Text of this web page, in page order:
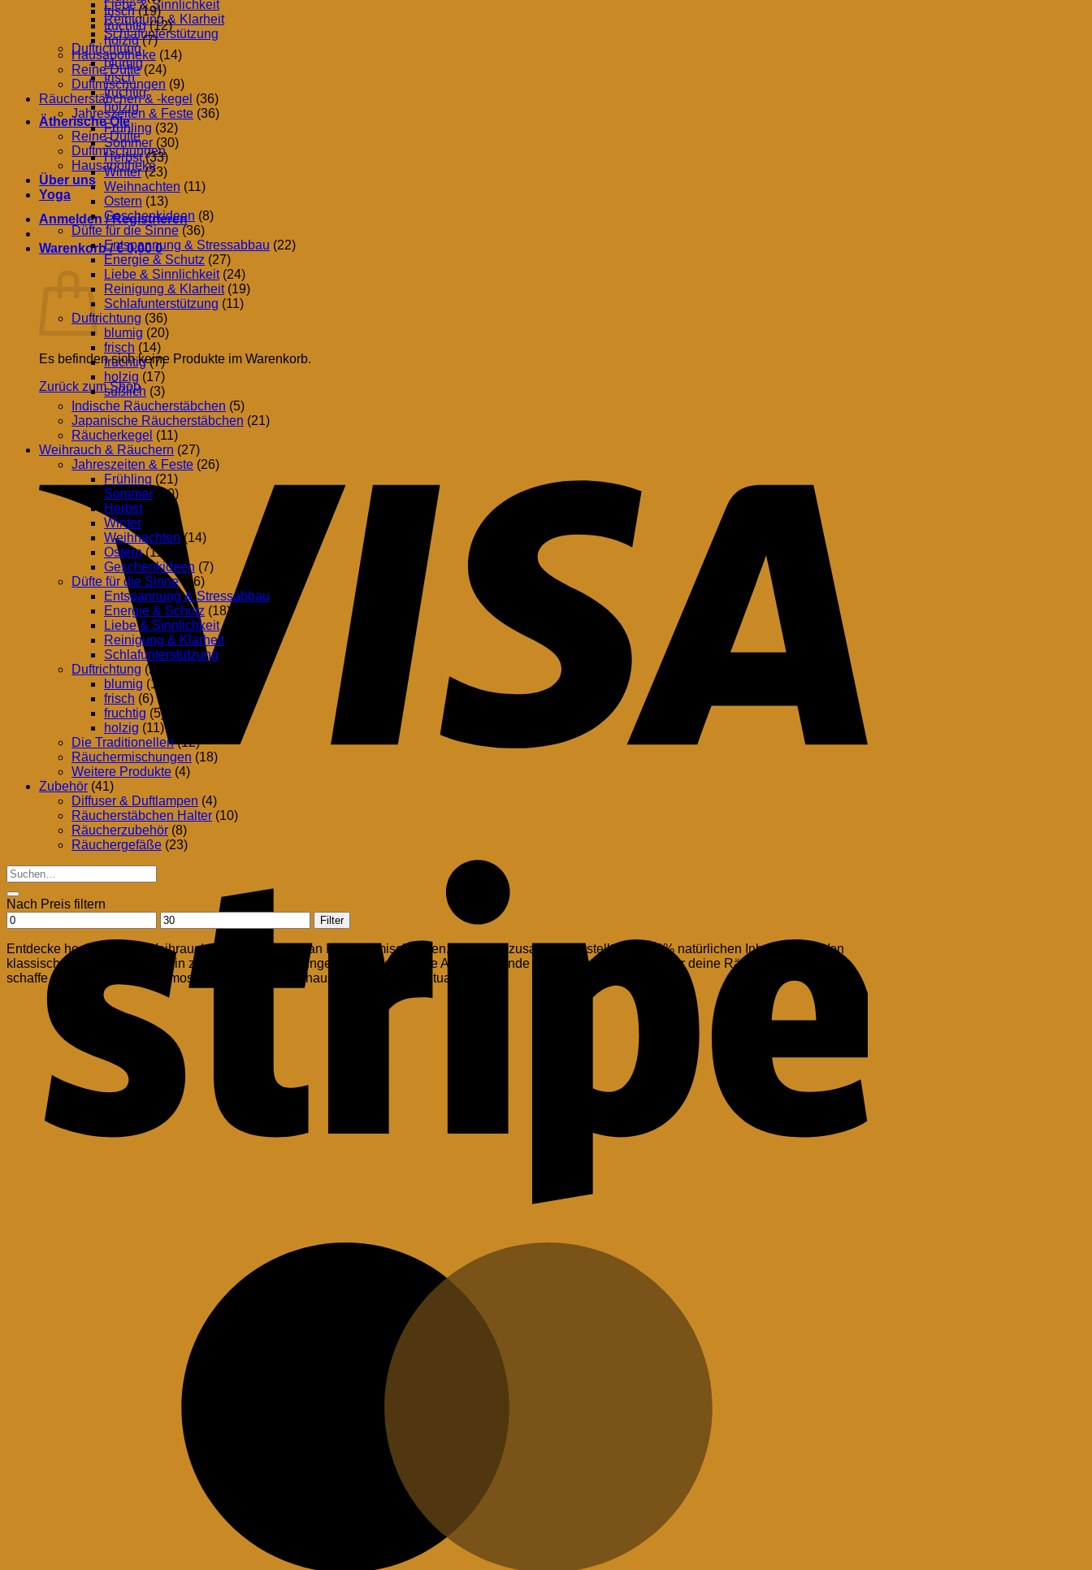
Liebe & Sinnlichkeit
Reinigung & Klarheit
Schlafunterstützung
Duftrichtung
blumig
frisch
fruchtig
holzig
Ätherische Öle
Reine Düfte
Duftmischungen
Hausapotheke
Über uns
Yoga
Anmelden / Registrieren
Warenkorb /€0,00 0
Warenkorb
Es befinden sich keine Produkte im Warenkorb.
Zurück zum Shop
frisch (19)
fruchtig (12)
holzig (7)
Hausapotheke (14)
Reine Düfte (24)
Duftmischungen (9)
Räucherstäbchen & -kegel (36)
Jahreszeiten & Feste (36)
Frühling (32)
Sommer (30)
Herbst (33)
Winter (23)
Weihnachten (11)
Ostern (13)
Geschenkideen (8)
Düfte für die Sinne (36)
Entspannung & Stressabbau (22)
Energie & Schutz (27)
Liebe & Sinnlichkeit (24)
Reinigung & Klarheit (19)
Schlafunterstützung (11)
Duftrichtung (36)
blumig (20)
frisch (14)
fruchtig (7)
holzig (17)
süßlich (3)
Indische Räucherstäbchen (5)
Japanische Räucherstäbchen (21)
Räucherkegel (11)
Weihrauch & Räuchern (27)
Jahreszeiten & Feste (26)
Frühling (21)
Sommer
(20)
Herbst
Winter
Weihnachten (14)
Ostern (11)
Geschenkideen (7)
Düfte für die Sinne (26)
Entspannung & Stressabbau
Energie & Schutz (18)
Liebe & Sinnlichkeit (16)
Reinigung & Klarheit
Schlafunterstützung
Duftrichtung (25)
blumig (10)
frisch (6)
fruchtig (5)
holzig (11)
Die Traditionellen (12)
Räuchermischungen (18)
Weitere Produkte (4)
Zubehör (41)
Diffuser & Duftlampen (4)
Räucherstäbchen Halter (10)
Räucherzubehör (8)
Räuchergefäße (23)
Suchen
nach:
Nach Preis filtern
Min.
Preis
Max.
Preis
Filter
Entdecke hochwertigen Weihrauch und eine Vielfalt an Räuchermischungen, sorgfältig zusammengestellt aus 100% natürlichen Inhaltstoffen. Von
klassischem Weihrauch bis hin zu speziellen Mischungen für verschiedene Anlässe – finde die perfekte Ergänzung für deine Räucherpraxis und
schaffe eine harmonische Atmosphäre in deinem Zuhause oder deinem Ritualraum.